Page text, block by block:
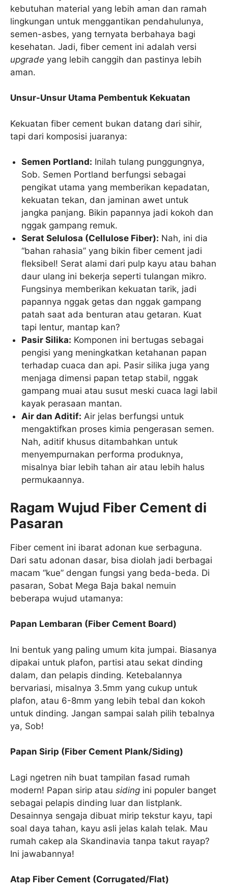
kebutuhan material yang lebih aman dan ramah
lingkungan untuk menggantikan pendahulunya,
semen-asbes, yang ternyata berbahaya bagi
kesehatan. Jadi, fiber cement ini adalah versi
upgrade yang lebih canggih dan pastinya lebih
aman.
Unsur-Unsur Utama Pembentuk Kekuatan
Kekuatan fiber cement bukan datang dari sihir,
tapi dari komposisi juaranya:
Semen Portland: Inilah tulang punggungnya,
Sob. Semen Portland berfungsi sebagai
pengikat utama yang memberikan kepadatan,
kekuatan tekan, dan jaminan awet untuk
jangka panjang. Bikin papannya jadi kokoh dan
nggak gampang remuk.
Serat Selulosa (Cellulose Fiber): Nah, ini dia
“bahan rahasia” yang bikin fiber cement jadi
fleksibel! Serat alami dari pulp kayu atau bahan
daur ulang ini bekerja seperti tulangan mikro.
Fungsinya memberikan kekuatan tarik, jadi
papannya nggak getas dan nggak gampang
patah saat ada benturan atau getaran. Kuat
tapi lentur, mantap kan?
Pasir Silika: Komponen ini bertugas sebagai
pengisi yang meningkatkan ketahanan papan
terhadap cuaca dan api. Pasir silika juga yang
menjaga dimensi papan tetap stabil, nggak
gampang muai atau susut meski cuaca lagi labil
kayak perasaan mantan.
Air dan Aditif: Air jelas berfungsi untuk
mengaktifkan proses kimia pengerasan semen.
Nah, aditif khusus ditambahkan untuk
menyempurnakan performa produknya,
misalnya biar lebih tahan air atau lebih halus
permukaannya.
Ragam Wujud Fiber Cement di
Pasaran
Fiber cement ini ibarat adonan kue serbaguna.
Dari satu adonan dasar, bisa diolah jadi berbagai
macam “kue” dengan fungsi yang beda-beda. Di
pasaran, Sobat Mega Baja bakal nemuin
beberapa wujud utamanya:
Papan Lembaran (Fiber Cement Board)
Ini bentuk yang paling umum kita jumpai. Biasanya
dipakai untuk plafon, partisi atau sekat dinding
dalam, dan pelapis dinding. Ketebalannya
bervariasi, misalnya 3.5mm yang cukup untuk
plafon, atau 6-8mm yang lebih tebal dan kokoh
untuk dinding. Jangan sampai salah pilih tebalnya
ya, Sob!
Papan Sirip (Fiber Cement Plank/Siding)
Lagi ngetren nih buat tampilan fasad rumah
modern! Papan sirip atau siding ini populer banget
sebagai pelapis dinding luar dan listplank.
Desainnya sengaja dibuat mirip tekstur kayu, tapi
soal daya tahan, kayu asli jelas kalah telak. Mau
rumah cakep ala Skandinavia tanpa takut rayap?
Ini jawabannya!
Atap Fiber Cement (Corrugated/Flat)